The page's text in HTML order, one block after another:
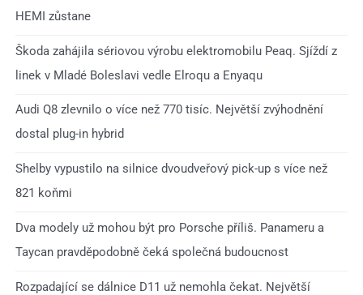
HEMI zůstane
Škoda zahájila sériovou výrobu elektromobilu Peaq. Sjíždí z
linek v Mladé Boleslavi vedle Elroqu a Enyaqu
Audi Q8 zlevnilo o více než 770 tisíc. Největší zvýhodnění
dostal plug-in hybrid
Shelby vypustilo na silnice dvoudveřový pick-up s více než
821 koňmi
Dva modely už mohou být pro Porsche příliš. Panameru a
Taycan pravděpodobně čeká společná budoucnost
Rozpadající se dálnice D11 už nemohla čekat. Největší